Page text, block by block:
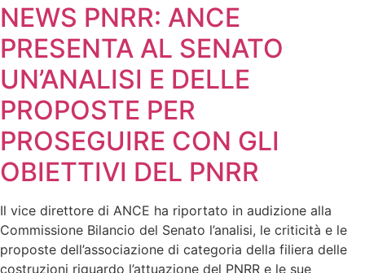
NEWS PNRR: ANCE
PRESENTA AL SENATO
UN’ANALISI E DELLE
PROPOSTE PER
PROSEGUIRE CON GLI
OBIETTIVI DEL PNRR
Il vice direttore di ANCE ha riportato in audizione alla
Commissione Bilancio del Senato l’analisi, le criticità e le
proposte dell’associazione di categoria della filiera delle
costruzioni riguardo l’attuazione del PNRR e le sue